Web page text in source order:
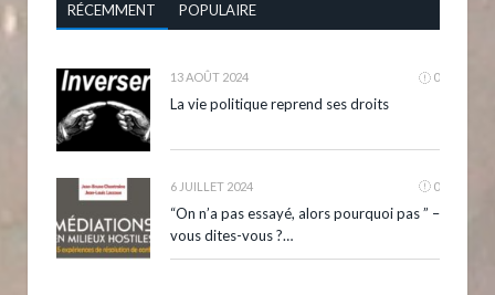
RÉCEMMENT POPULAIRE
13 AOÛT 2024 0
La vie politique reprend ses droits
6 JUILLET 2024 0
“On n’a pas essayé, alors pourquoi pas ” –
vous dites-vous ?…